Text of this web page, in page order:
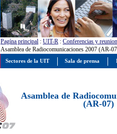
Pagína principal : UIT-R : Conferencias y
Asamblea de Radiocomunicaciones 2007 (AR-
Asamblea de
(AR-07)
Sectores de la UIT Sala de prensa